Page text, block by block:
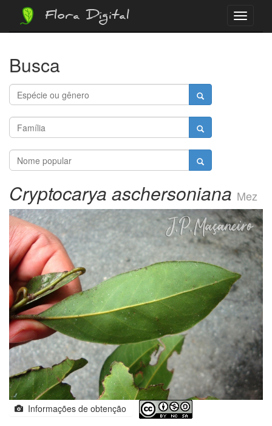
Menu
Flora Digital
Busca
Cryptocarya aschersoniana Mez
Informações de obtenção